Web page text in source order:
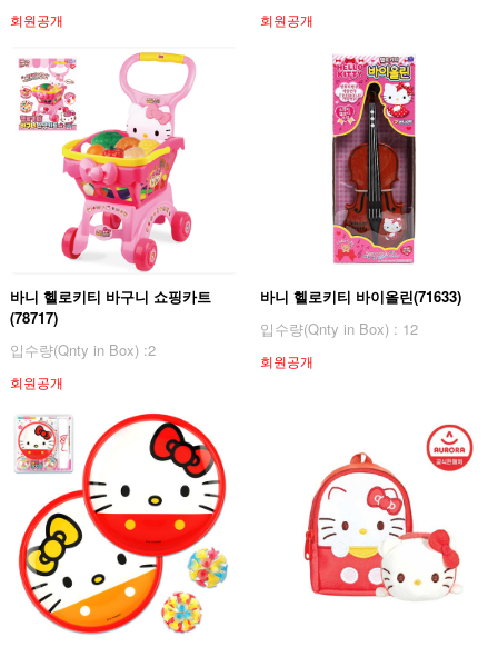
회원공개 회원공개
바니 헬로키티 바구니 쇼핑카트
(78717)
입수량(Qnty in Box) :2
회원공개
바니 헬로키티 바이올린(71633)
입수량(Qnty in Box) : 12
회원공개